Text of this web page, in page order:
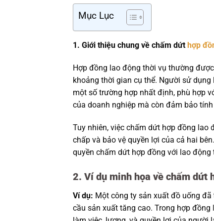
Mục Lục
1. Giới thiệu chung về chấm dứt hợp
Hợp đồng lao động thời vụ thường
khoảng thời gian cụ thể. Người sử
một số trường hợp nhất định, phù hợp
của doanh nghiệp mà còn đảm bảo
Tuy nhiên, việc chấm dứt hợp đồng lao
chấp và bảo vệ quyền lợi của cả hai
quyền chấm dứt hợp đồng với lao động
2. Ví dụ minh họa về chấm dứt
Ví dụ: Một công ty sản xuất đồ uống
cầu sản xuất tăng cao. Trong hợp